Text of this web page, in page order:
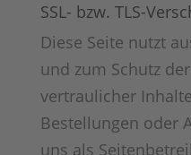
SSL- bzw. TLS-
Diese Seite nutzt
und zum Schutz
vertraulicher
Bestellungen oder
uns als